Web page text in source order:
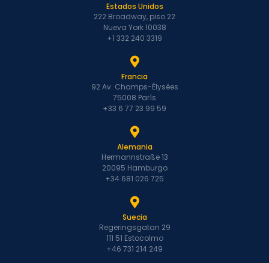
Estados Unidos
222 Broadway, piso 22
Nueva York 10038
+1 332 240 3319
Francia
92 Av. Champs-Élysées
75008 París
+33 6 77 23 99 59
Alemania
Hermannstraße 13
20095 Hamburgo
+34 681 026 725
Suecia
Regeringsgatan 29
111 51 Estocolmo
+46 731 214 249